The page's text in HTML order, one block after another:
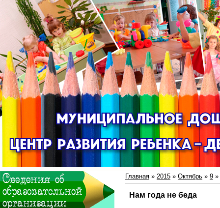
Главная » 2015 » Октябрь » 9 »
Нам года не беда